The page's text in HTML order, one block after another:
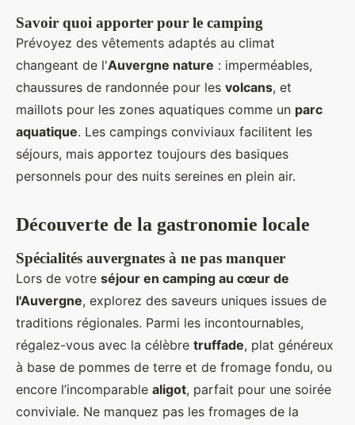
Savoir quoi apporter pour le camping
Prévoyez des vêtements adaptés au climat
changeant de l'Auvergne nature : imperméables,
chaussures de randonnée pour les volcans, et
maillots pour les zones aquatiques comme un parc
aquatique. Les campings conviviaux facilitent les
séjours, mais apportez toujours des basiques
personnels pour des nuits sereines en plein air.
Découverte de la gastronomie locale
Spécialités auvergnates à ne pas manquer
Lors de votre séjour en camping au cœur de
l'Auvergne, explorez des saveurs uniques issues de
traditions régionales. Parmi les incontournables,
régalez-vous avec la célèbre truffade, plat généreux
à base de pommes de terre et de fromage fondu, ou
encore l’incomparable aligot, parfait pour une soirée
conviviale. Ne manquez pas les fromages de la